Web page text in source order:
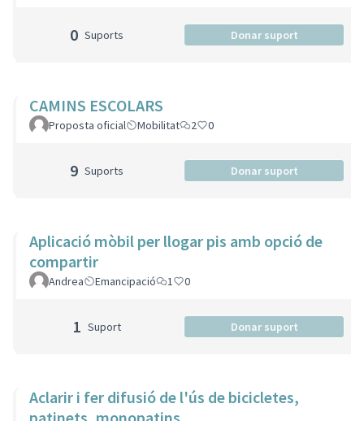
0 Suports Donar suport
CAMINS ESCOLARS
Proposta oficial Mobilitat 2 0
9 Suports Donar suport
Aplicació mòbil per llogar pis amb opció de
compartir
Andrea Emancipació 1 0
1 Suport Donar suport
Aclarir i fer difusió de l'ús de bicicletes,